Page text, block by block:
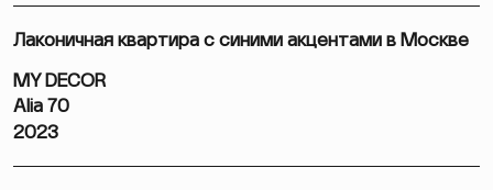
Лаконичная квартира с синими акцентами в Москве
MY DECOR
Alia 70
2023